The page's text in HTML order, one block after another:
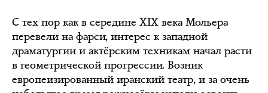
С тех пор как в середине XIX века Мольера
перевели на фарси, интерес к западной
драматургии и актёрским техникам начал расти
в геометрической прогрессии. Возник
европеизированный иранский театр, и за очень